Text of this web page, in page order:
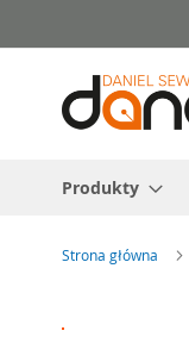
do
treści
Produkty
Strona główna
na